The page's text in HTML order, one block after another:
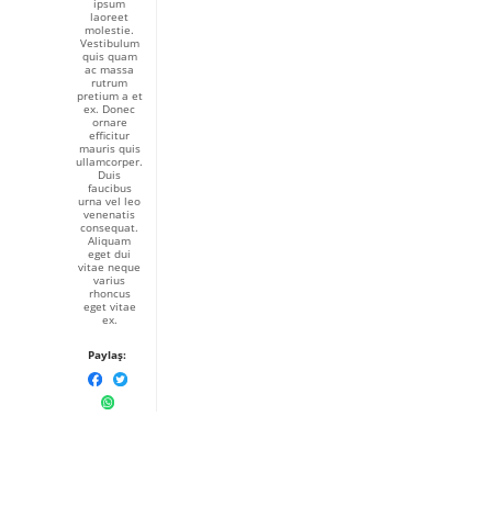
ipsum
laoreet
molestie.
Vestibulum
quis quam
ac massa
rutrum
pretium a et
ex. Donec
ornare
efficitur
mauris quis
ullamcorper.
Duis
faucibus
urna vel leo
venenatis
consequat.
Aliquam
eget dui
vitae neque
varius
rhoncus
eget vitae
ex.
Paylaş: